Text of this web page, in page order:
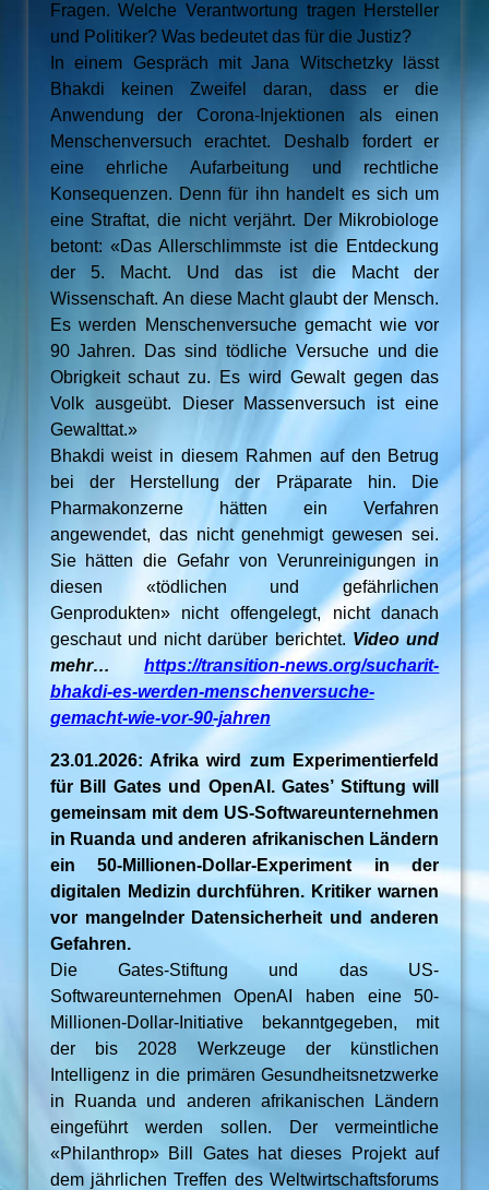
Fragen. Welche Verantwortung tragen Hersteller
und Politiker? Was bedeutet das für die Justiz?
In einem Gespräch mit Jana Witschetzky lässt
Bhakdi keinen Zweifel daran, dass er die
Anwendung der Corona-Injektionen als einen
Menschenversuch erachtet. Deshalb fordert er
eine ehrliche Aufarbeitung und rechtliche
Konsequenzen. Denn für ihn handelt es sich um
eine Straftat, die nicht verjährt. Der Mikrobiologe
betont: «Das Allerschlimmste ist die Entdeckung
der 5. Macht. Und das ist die Macht der
Wissenschaft. An diese Macht glaubt der Mensch.
Es werden Menschenversuche gemacht wie vor
90 Jahren. Das sind tödliche Versuche und die
Obrigkeit schaut zu. Es wird Gewalt gegen das
Volk ausgeübt. Dieser Massenversuch ist eine
Gewalttat.»
Bhakdi weist in diesem Rahmen auf den Betrug
bei der Herstellung der Präparate hin. Die
Pharmakonzerne hätten ein Verfahren
angewendet, das nicht genehmigt gewesen sei.
Sie hätten die Gefahr von Verunreinigungen in
diesen «tödlichen und gefährlichen
Genprodukten» nicht offengelegt, nicht danach
geschaut und nicht darüber berichtet. Video und
mehr…https://transition-news.org/sucharit-
bhakdi-es-werden-menschenversuche-
gemacht-wie-vor-90-jahren
23.01.2026: Afrika wird zum Experimentierfeld
für Bill Gates und OpenAI. Gates’ Stiftung will
gemeinsam mit dem US-Softwareunternehmen
in Ruanda und anderen afrikanischen Ländern
ein 50-Millionen-Dollar-Experiment in der
digitalen Medizin durchführen. Kritiker warnen
vor mangelnder Datensicherheit und anderen
Gefahren.
Die Gates-Stiftung und das US-
Softwareunternehmen OpenAI haben eine 50-
Millionen-Dollar-Initiative bekanntgegeben, mit
der bis 2028 Werkzeuge der künstlichen
Intelligenz in die primären Gesundheitsnetzwerke
in Ruanda und anderen afrikanischen Ländern
eingeführt werden sollen. Der vermeintliche
«Philanthrop» Bill Gates hat dieses Projekt auf
dem jährlichen Treffen des Weltwirtschaftsforums